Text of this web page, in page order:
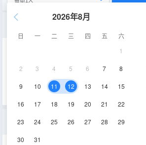
2026年8月
日 一 二 三 四 五
六
1
2 3 4 5 6 7 8
9 10 11 12 13 14 15
16 17 18 19 20 21 22
23 24 25 26 27 28 29
30 31
經濟單人房